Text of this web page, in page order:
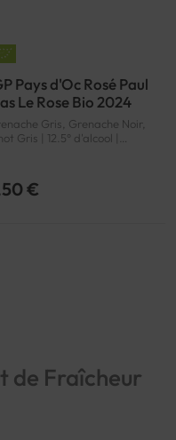
Pays d'Oc Rosé Paul
Le Rose Bio 2024
Gris, Grenache Noir,
Gris | 12.5° d'alcool |
€
de Fraîcheur